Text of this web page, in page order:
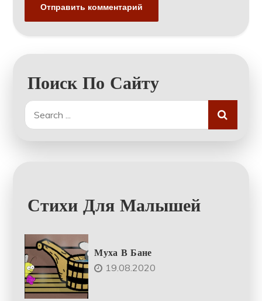
Поиск По Сайту
Search
for:
Стихи Для Малышей
Муха В Бане
19.08.2020